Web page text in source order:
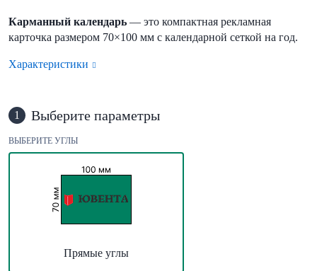
Карманный календарь — это компактная рекламная
карточка размером 70×100 мм с календарной сеткой на год.
Характеристики
1 Выберите параметры
ВЫБЕРИТЕ УГЛЫ
Прямые углы